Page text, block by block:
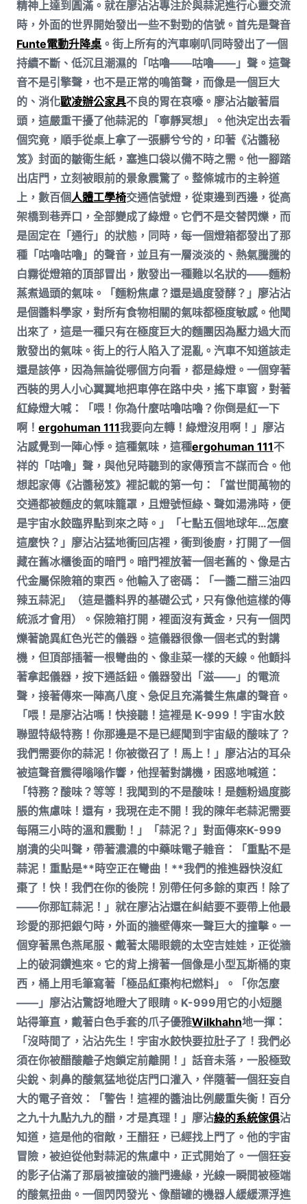
精神上達到圓滿。就在廖沾沾專注於與蒜泥進行心靈交流
時，外面的世界開始發出一些不對勁的信號。首先是聲音
Funte電動升降桌。街上所有的汽車喇叭同時發出了一個
持續不斷、低沉且潮濕的「咕嚕——咕嚕——」聲。這聲
音不是引擎聲，也不是正常的鳴笛聲，而像是一個巨大
的、消化歐凌辦公家具不良的胃在哀嚎。廖沾沾皺著眉
頭，這嚴重干擾了他蒜泥的「寧靜冥想」。他決定出去看
個究竟，順手從桌上拿了一張髒兮兮的，印著《沾醬秘
笈》封面的皺衛生紙，塞進口袋以備不時之需。他一腳踏
出店門，立刻被眼前的景象震驚了。整條城市的主幹道
上，數百個人體工學椅交通信號燈，從東邊到西邊，從高
架橋到巷弄口，全部變成了綠燈。它們不是交替閃爍，而
是固定在「通行」的狀態，同時，每一個燈箱都發出了那
種「咕嚕咕嚕」的聲音，並且有一層淡淡的、熱氣騰騰的
白霧從燈箱的頂部冒出，散發出一種難以名狀的——麵粉
蒸煮過頭的氣味。「麵粉焦慮？還是過度發酵？」廖沾沾
是個醬料學家，對所有食物相關的氣味都極度敏感。他聞
出來了，這是一種只有在極度巨大的麵團因為壓力過大而
散發出的氣味。街上的行人陷入了混亂。汽車不知道該走
還是該停，因為無論從哪個方向看，都是綠燈。一個穿著
西裝的男人小心翼翼地把車停在路中央，搖下車窗，對著
紅綠燈大喊：「喂！你為什麼咕嚕咕嚕？你倒是紅一下
啊！ ergohuman 111我要向左轉！綠燈沒用啊！」廖沾
沾感覺到一陣心悸。這種氣味，這種ergohuman 111不
祥的「咕嚕」聲，與他兒時聽到的家傳預言不謀而合。他
想起家傳《沾醬秘笈》裡記載的第一句：「當世間萬物的
交通都被麵皮的氣味籠罩，且燈號恒綠、聲如湯沸時，便
是宇宙水餃臨界點到來之時。」「七點五個地球年…怎麼
這麼快？」廖沾沾猛地衝回店裡，衝到後廚，打開了一個
藏在舊冰櫃後面的暗門。暗門裡放著一個老舊的、像是古
代金屬保險箱的東西。他輸入了密碼：「一醬二醋三油四
辣五蒜泥」（這是醬料界的基礎公式，只有像他這樣的傳
統派才會用）。保險箱打開，裡面沒有黃金，只有一個閃
爍著詭異紅色光芒的儀器。這儀器很像一個老式的對講
機，但頂部插著一根彎曲的、像韭菜一樣的天線。他顫抖
著拿起儀器，按下通話鈕。儀器發出「滋——」的電流
聲，接著傳來一陣高八度、急促且充滿養生焦慮的聲音。
「喂！是廖沾沾嗎！快接聽！這裡是 K-999！宇宙水餃
聯盟特級特務！你那邊是不是已經聞到宇宙級的酸味了？
我們需要你的蒜泥！你被徵召了！馬上！」廖沾沾的耳朵
被這聲音震得嗡嗡作響，他捏著對講機，困惑地喊道：
「特務？酸味？等等！我聞到的不是酸味！是麵粉過度膨
脹的焦慮味！還有，我現在走不開！我的陳年老蒜泥需要
每隔三小時的溫和震動！」「蒜泥？」對面傳來K-999
崩潰的尖叫聲，帶著濃濃的中藥味電子雜音：「重點不是
蒜泥！重點是**時空正在彎曲！**我們的推進器快沒紅
棗了！快！我們在你的後院！別帶任何多餘的東西！除了
——你那缸蒜泥！」就在廖沾沾還在糾結要不要帶上他最
珍愛的那把銀勺時，外面的牆壁傳來一聲巨大的撞擊。一
個穿著黑色燕尾服、戴著太陽眼鏡的太空吉娃娃，正從牆
上的破洞鑽進來。它的背上揹著一個像是小型瓦斯桶的東
西，桶上用毛筆寫著「極品紅棗枸杞燃料」。「你怎麼
——」廖沾沾驚訝地瞪大了眼睛。K-999用它的小短腿
站得筆直，戴著白色手套的爪子優雅Wilkhahn地一揮：
「沒時間了，沾沾先生！宇宙水餃快要拉肚子了！我們必
須在你被醋酸離子炮鎖定前離開！」話音未落，一股極致
尖銳、刺鼻的酸氣猛地從店門口灌入，伴隨著一個狂妄自
大的電子音效：「警告！這裡的醬油比例嚴重失衡！百分
之九十九點九九的醋，才是真理！」廖沾綠的系統傢俱沾
知道，這是他的宿敵，王醋狂，已經找上門了。他的宇宙
冒險，被迫從他對蒜泥的焦慮中，正式開始了。一個狂妄
的影子佔滿了那扇被撞破的牆門邊緣，光線一瞬間被極端
的酸氣扭曲。一個閃閃發光、像醋罐的機器人緩緩漂浮進